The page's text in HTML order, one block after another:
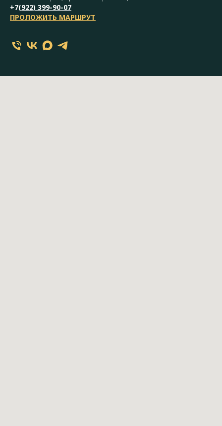
+7(922) 399-90-07
ПРОЛОЖИТЬ МАРШРУТ